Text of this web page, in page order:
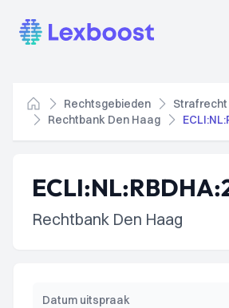
Lexboost
Home
Rechtsgebieden Strafrecht
Rechtbank Den Haag
Rechtbank Den Haag
Datum uitspraak